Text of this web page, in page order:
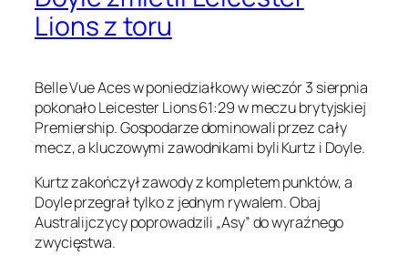
Lions z toru
Belle Vue Aces w poniedziałkowy wieczór 3 sierpnia
pokonało Leicester Lions 61:29 w meczu brytyjskiej
Premiership. Gospodarze dominowali przez cały
mecz, a kluczowymi zawodnikami byli Kurtz i Doyle.
Kurtz zakończył zawody z kompletem punktów, a
Doyle przegrał tylko z jednym rywalem. Obaj
Australijczycy poprowadzili „Asy” do wyraźnego
zwycięstwa.